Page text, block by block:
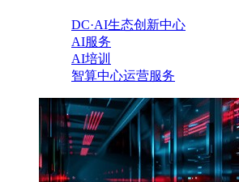
DC·AI生态创新中心
AI服务
AI培训
智算中心运营服务